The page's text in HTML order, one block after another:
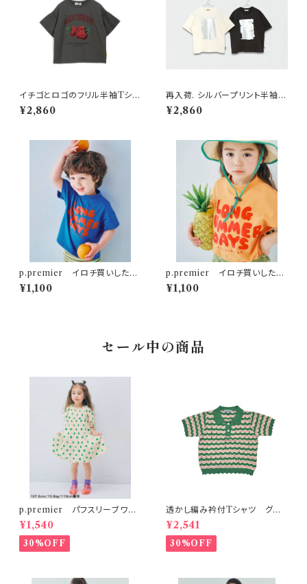
イチゴとロゴのフリル半袖Tシャ
¥2,860
再入荷. シルバープリント半袖T
シャツ 150-160cm
¥2,860
p.premier イロチ買いしたい
ノーバケーションノーサマーロゴ
¥1,100
p.premier イロチ買いしたい
ノーバケーションノーサマーロゴ
¥1,100
セール中の商品
p.premier パフスリーブワン
ピース ドット柄
¥1,540
30%OFF
透かし編み衿付Tシャツ グリ
ーン 90-140
¥2,541
30%OFF